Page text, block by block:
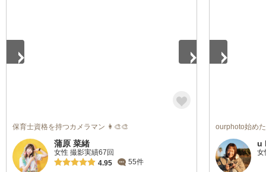
保育士資格を持つカメラマン 👩‍🎨🎨
蒲原 菜緒
女性 撮影実績67回
4.95
55件
ourphoto始め
u
女